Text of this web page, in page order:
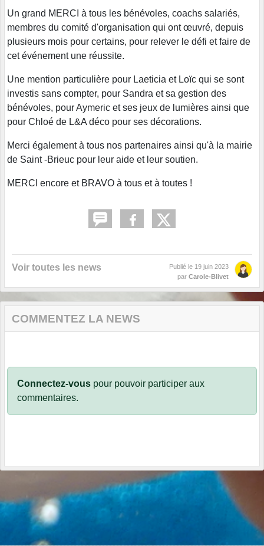
Un grand MERCI à tous les bénévoles, coachs salariés,
membres du comité d'organisation qui ont œuvré, depuis
plusieurs mois pour certains, pour relever le défi et faire de
cet événement une réussite.
Une mention particulière pour Laeticia et Loïc qui se sont
investis sans compter, pour Sandra et sa gestion des
bénévoles, pour Aymeric et ses jeux de lumières ainsi que
pour Chloé de L&A déco pour ses décorations.
Merci également à tous nos partenaires ainsi qu'à la mairie
de Saint -Brieuc pour leur aide et leur soutien.
MERCI encore et BRAVO à tous et à toutes !
Voir toutes les news Publié le 19 juin 2023
par Carole-Blivet
COMMENTEZ LA NEWS
Connectez-vous pour pouvoir participer aux
commentaires.